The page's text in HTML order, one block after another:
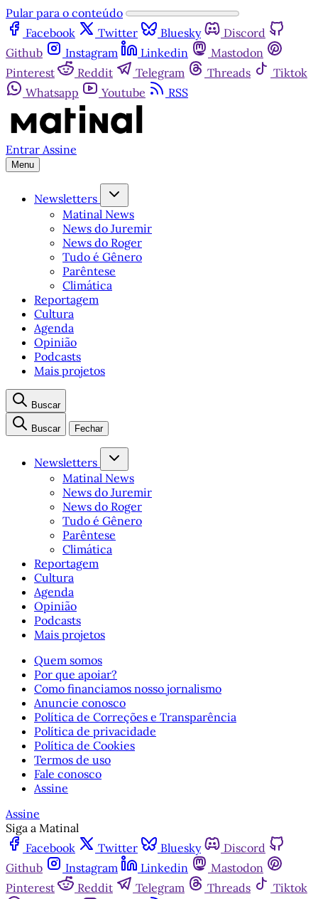
Pular para o conteúdo
Facebook
Twitter Bluesky
Discord
Github
Instagram Linkedin
Mastodon
Pinterest
Reddit Telegram Threads
Tiktok
Whatsapp
Youtube RSS
Entrar Assine
Menu
Newsletters
Matinal News
News do Juremir
News do Roger
Tudo é Gênero
Parêntese
Climática
Reportagem
Cultura
Agenda
Opinião
Podcasts
Mais projetos
Buscar
Buscar Fechar
Newsletters
Matinal News
News do Juremir
News do Roger
Tudo é Gênero
Parêntese
Climática
Reportagem
Cultura
Agenda
Opinião
Podcasts
Mais projetos
Quem somos
Por que apoiar?
Como financiamos nosso jornalismo
Anuncie conosco
Política de Correções e Transparência
Política de privacidade
Política de Cookies
Termos de uso
Fale conosco
Assine
Assine
Siga a Matinal
Facebook
Twitter Bluesky
Discord
Github
Instagram Linkedin
Mastodon
Pinterest
Reddit Telegram Threads
Tiktok